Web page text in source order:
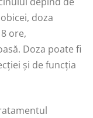
doza
ore,
Doza poate fi
și de funcția